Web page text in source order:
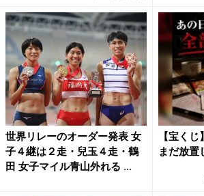
世界リレーのオーダー発表 女
子４継は２走・兒玉４走・鶴
田 女子マイル青山外れる ...
【宝く
まだ放置